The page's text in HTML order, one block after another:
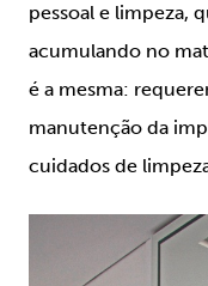
pessoal e limpeza,
acumulando no
é a mesma:
manutenção da
cuidados de